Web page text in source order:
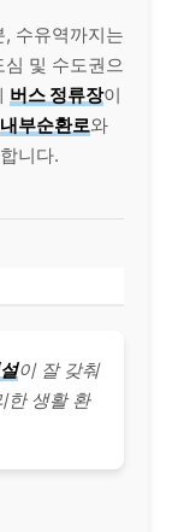
수유역까지는
및 수도권으
버스 정류장이
내부순환로와
니다.
이 잘 갖춰
한 생활 환